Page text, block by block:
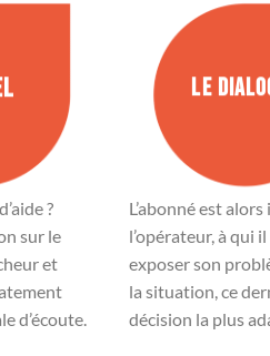
?
sur le
et
d’écoute.
LE
L’abonné est
l’opérateur, à qui
exposer son
la situation, ce
décision la plus